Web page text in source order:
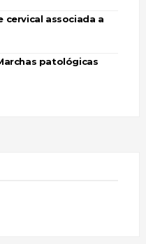
cervical associada a
patológicas